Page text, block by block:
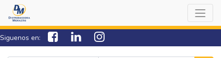
Siguenos en: